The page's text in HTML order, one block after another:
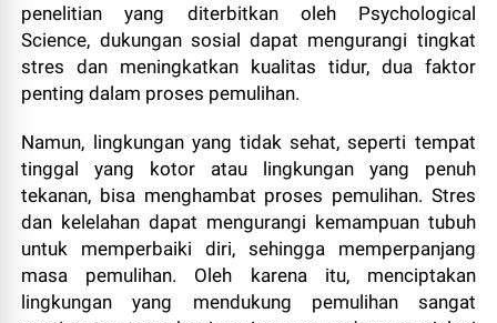
penelitian yang diterbitkan oleh Psychological
Science, dukungan sosial dapat mengurangi tingkat
stres dan meningkatkan kualitas tidur, dua faktor
penting dalam proses pemulihan.
Namun, lingkungan yang tidak sehat, seperti tempat
tinggal yang kotor atau lingkungan yang penuh
tekanan, bisa menghambat proses pemulihan. Stres
dan kelelahan dapat mengurangi kemampuan tubuh
untuk memperbaiki diri, sehingga memperpanjang
masa pemulihan. Oleh karena itu, menciptakan
lingkungan yang mendukung pemulihan sangat